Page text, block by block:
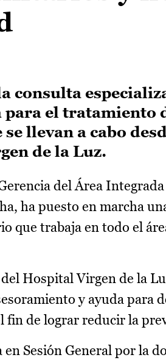
consulta
el tratamiento
llevan a cabo
de la Luz.
del Área
ha puesto en marcha
que trabaja en todo el
Hospital Virgen de la
y ayuda para
fin de lograr reducir la
Sesión General por la